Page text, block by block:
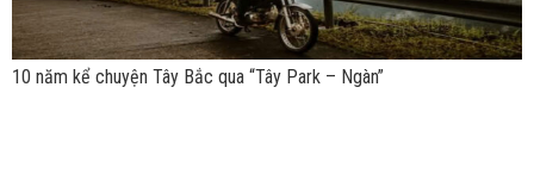
10 năm kể chuyện Tây Bắc qua “Tây Park – Ngàn”